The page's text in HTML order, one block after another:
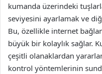
kumanda üzerindeki
seviyesini ayarlamak ve
Bu, özellikle internet
büyük bir kolaylık sağlar.
çeşitli olanaklardan
kontrol yöntemlerinin